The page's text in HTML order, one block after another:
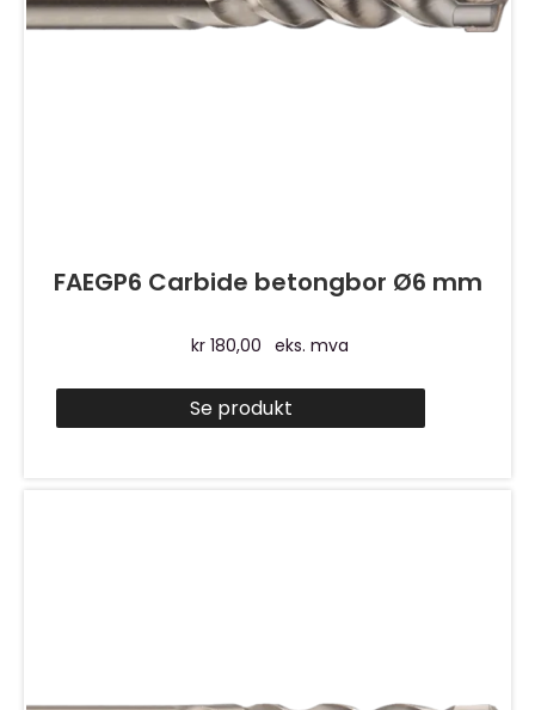
FAEGP6 Carbide betongbor Ø6 mm
kr 180,00 eks. mva
Se produkt